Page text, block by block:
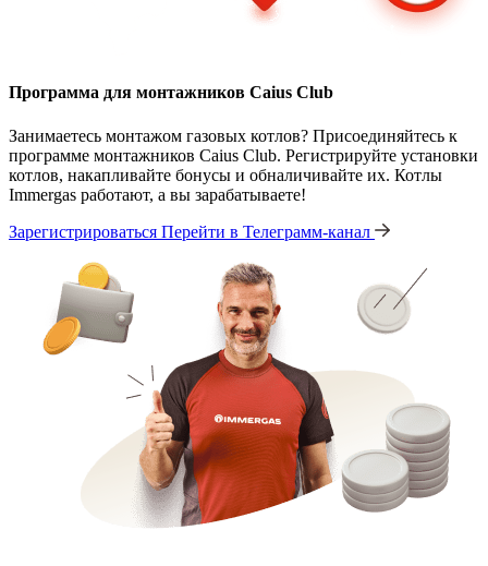
Программа для монтажников Caius Club
Занимаетесь монтажом газовых котлов? Присоединяйтесь к
программе монтажников Caius Club. Регистрируйте установки
котлов, накапливайте бонусы и обналичивайте их. Котлы
Immergas работают, а вы зарабатываете!
Зарегистрироваться Перейти в Телеграмм-канал